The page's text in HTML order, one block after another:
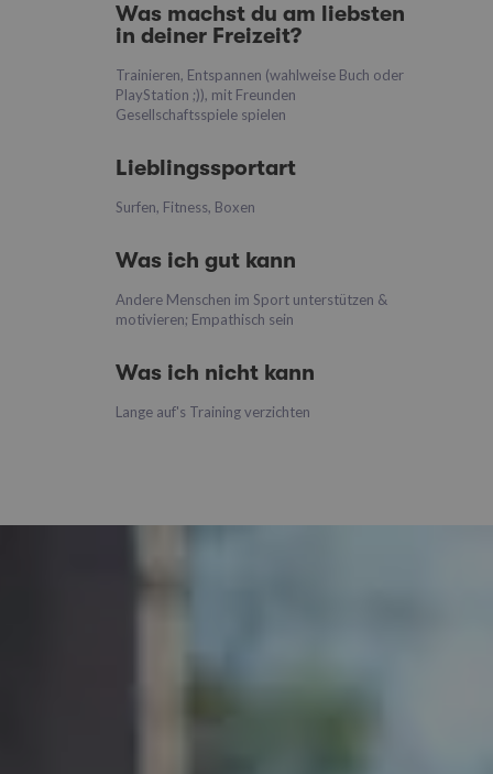
Was machst du am liebsten
in deiner Freizeit?
Trainieren, Entspannen (wahlweise Buch oder
PlayStation ;)), mit Freunden
Gesellschaftsspiele spielen
Lieblingssportart
Surfen, Fitness, Boxen
Was ich gut kann
Andere Menschen im Sport unterstützen &
motivieren; Empathisch sein
Was ich nicht kann
Lange auf's Training verzichten